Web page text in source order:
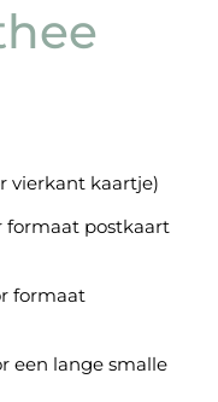
vierkant kaartje)
formaat postkaart
formaat
een lange smalle